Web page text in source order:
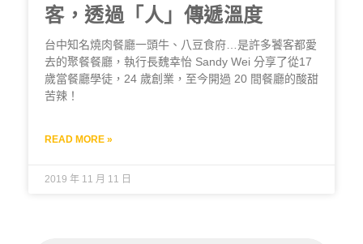
客，透過「人」傳遞溫度
台中知名燒肉餐廳一頭牛、八豆食府…是許多饕客都愛
去的聚餐餐廳，執行長魏幸怡 Sandy Wei 分享了從17
歲當餐廳學徒，24 歲創業，至今開過 20 間餐廳的酸甜
苦辣！
READ MORE »
2019 年 11 月 11 日